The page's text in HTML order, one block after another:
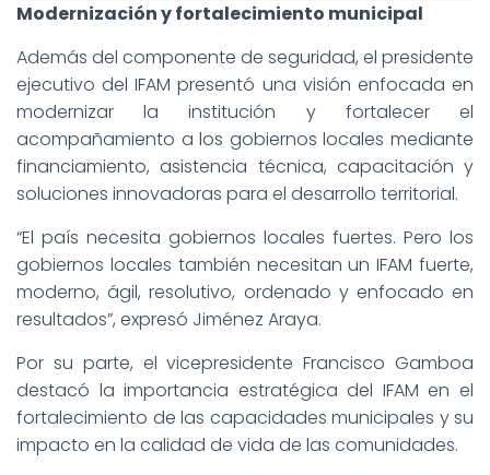
Modernización y fortalecimiento municipal
Además del componente de seguridad, el presidente
ejecutivo del IFAM presentó una visión enfocada en
modernizar la institución y fortalecer el
acompañamiento a los gobiernos locales mediante
financiamiento, asistencia técnica, capacitación y
soluciones innovadoras para el desarrollo territorial.
“El país necesita gobiernos locales fuertes. Pero los
gobiernos locales también necesitan un IFAM fuerte,
moderno, ágil, resolutivo, ordenado y enfocado en
resultados”, expresó Jiménez Araya.
Por su parte, el vicepresidente Francisco Gamboa
destacó la importancia estratégica del IFAM en el
fortalecimiento de las capacidades municipales y su
impacto en la calidad de vida de las comunidades.